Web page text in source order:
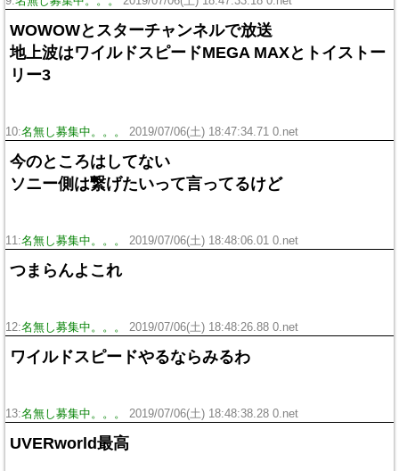
WOWOWとスターチャンネルで放送
地上波はワイルドスピードMEGA MAXとトイストー
リー3
10:名無し募集中。。。 2019/07/06(土) 18:47:34.71 0.net
今のところはしてない
ソニー側は繋げたいって言ってるけど
11:名無し募集中。。。 2019/07/06(土) 18:48:06.01 0.net
つまらんよこれ
12:名無し募集中。。。 2019/07/06(土) 18:48:26.88 0.net
ワイルドスピードやるならみるわ
13:名無し募集中。。。 2019/07/06(土) 18:48:38.28 0.net
UVERworld最高